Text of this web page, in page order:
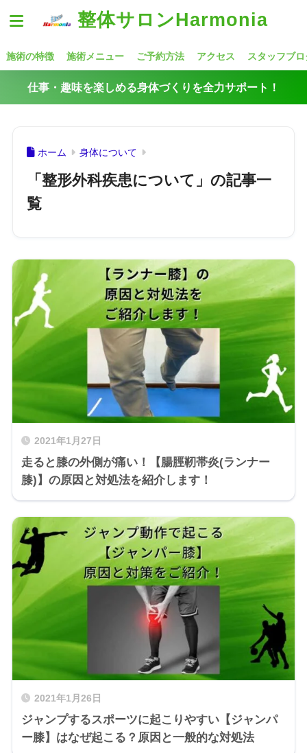
整体サロンHarmonia
施術の特徴 施術メニュー ご予約方法 アクセス スタッフブロ
仕事・趣味を楽しめる身体づくりを全力サポート！
ホーム 身体について
「整形外科疾患について」の記事一
覧
2021年1月27日
走ると膝の外側が痛い！【腸脛靭帯炎(ランナー
膝)】の原因と対処法を紹介します！
2021年1月26日
ジャンプするスポーツに起こりやすい【ジャンパ
ー膝】はなぜ起こる？原因と一般的な対処法